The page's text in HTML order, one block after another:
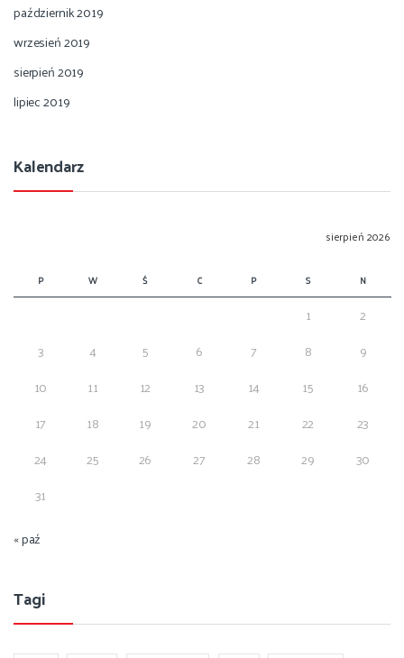
październik 2019
wrzesień 2019
sierpień 2019
lipiec 2019
Kalendarz
sierpień 2026
P W Ś C P S N
1
2
3
4 5 6 7 8
9
10
11 12 13 14 15
16
17
18 19 20 21 22
23
24
25 26 27 28 29
30
31
« paź
Tagi